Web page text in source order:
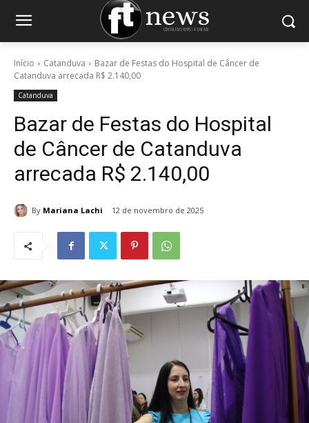
Início Catanduva
Bazar de Festas do Hospital de Câncer de
Catanduva arrecada R$ 2.140,00
Catanduva
Bazar de Festas do Hospital
de Câncer de Catanduva
arrecada R$ 2.140,00
By Mariana Lachi 12 de novembro de 2025